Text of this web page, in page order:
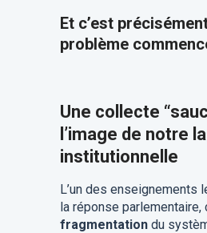
Et c’est
problème
Une collecte
l’image de notre
institutionnelle
L’un des enseignements
la réponse parlementaire,
fragmentationdu